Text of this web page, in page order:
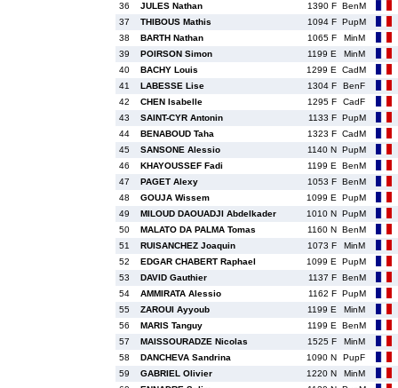
36
JULES Nathan 1390 F BenM
37
THIBOUS Mathis 1094 F PupM
38
BARTH Nathan 1065 F
MinM
39
POIRSON Simon 1199 E
MinM
40
BACHY Louis 1299 E
CadM
41
LABESSE Lise 1304 F
BenF
42
CHEN Isabelle 1295 F
CadF
43
SAINT-CYR Antonin 1133 F PupM
44
BENABOUD Taha 1323 F CadM
45
SANSONE Alessio 1140 N PupM
46
KHAYOUSSEF Fadi 1199 E
BenM
47
PAGET Alexy 1053 F BenM
48
GOUJA Wissem 1099 E
PupM
49
MILOUD DAOUADJI Abdelkader 1010 N PupM
50
MALATO DA PALMA Tomas 1160 N BenM
51
RUISANCHEZ Joaquin 1073 F
MinM
52
EDGAR CHABERT Raphael 1099 E
PupM
53
DAVID Gauthier 1137 F BenM
54
AMMIRATA Alessio 1162 F PupM
55
ZAROUI Ayyoub 1199 E
MinM
56
MARIS Tanguy 1199 E
BenM
57
MAISSOURADZE Nicolas 1525 F
MinM
58
DANCHEVA Sandrina 1090 N
PupF
59
GABRIEL Olivier 1220 N
MinM